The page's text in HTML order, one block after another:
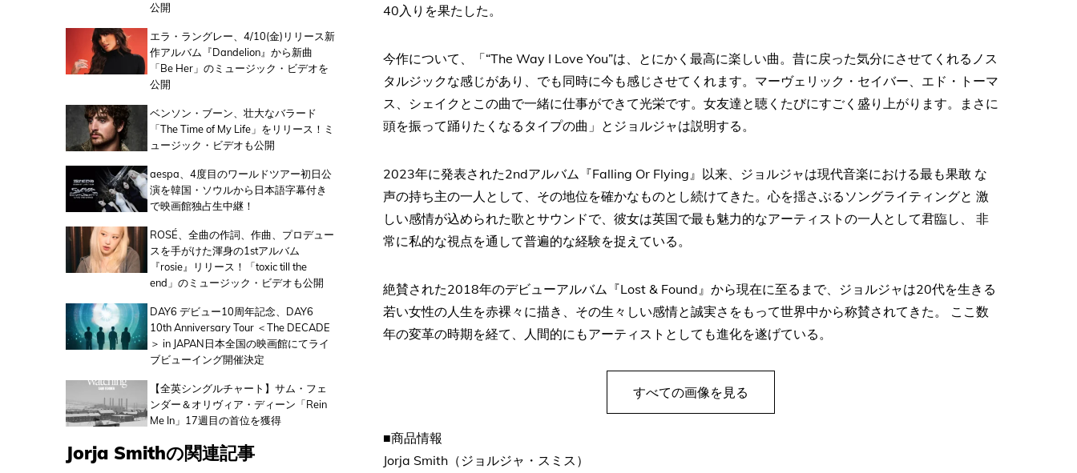
40入りを果たした。
今作について、「“The Way I Love You”は、とにかく最高に楽しい曲。昔に戻った気分にさせてくれるノス
タルジックな感じがあり、でも同時に今も感じさせてくれます。マーヴェリック・セイバー、エド・トーマ
ス、シェイクとこの曲で一緒に仕事ができて光栄です。女友達と聴くたびにすごく盛り上がります。まさに
頭を振って踊りたくなるタイプの曲」とジョルジャは説明する。
2023年に発表された2ndアルバム『Falling Or Flying』以来、ジョルジャは現代音楽における最も果敢 な
声の持ち主の一人として、その地位を確かなものとし続けてきた。心を揺さぶるソングライティングと 激
しい感情が込められた歌とサウンドで、彼女は英国で最も魅力的なアーティストの一人として君臨し、 非
常に私的な視点を通して普遍的な経験を捉えている。
絶賛された2018年のデビューアルバム『Lost & Found』から現在に至るまで、ジョルジャは20代を生きる
若い女性の人生を赤裸々に描き、その生々しい感情と誠実さをもって世界中から称賛されてきた。 ここ数
年の変革の時期を経て、人間的にもアーティストとしても進化を遂げている。
すべての画像を見る
■商品情報
Jorja Smith（ジョルジャ・スミス）
公開
エラ・ラングレー、4/10(金)リリース新
作アルバム『Dandelion』から新曲
「Be Her」のミュージック・ビデオを
公開
ベンソン・ブーン、壮大なバラード
「The Time of My Life」をリリース！ミ
ュージック・ビデオも公開
aespa、4度目のワールドツアー初日公
演を韓国・ソウルから日本語字幕付き
で映画館独占生中継！
ROSÉ、全曲の作詞、作曲、プロデュー
スを手がけた渾身の1stアルバム
『rosie』リリース！「toxic till the
end」のミュージック・ビデオも公開
DAY6 デビュー10周年記念、DAY6
10th Anniversary Tour ＜The DECADE
＞ in JAPAN日本全国の映画館にてライ
ブビューイング開催決定
【全英シングルチャート】サム・フェ
ンダー＆オリヴィア・ディーン「Rein
Me In」17週目の首位を獲得
Jorja Smithの関連記事